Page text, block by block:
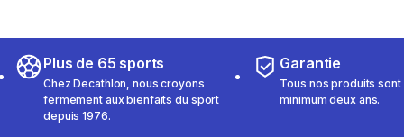
Plus de 65 sports
Chez Decathlon, nous croyons
fermement aux bienfaits du sport
depuis 1976.
Garantie
Tous nos produits sont
minimum deux ans.